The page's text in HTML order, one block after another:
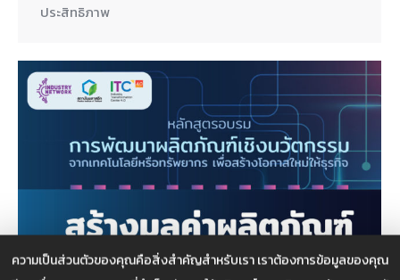
ความเป็นส่วนตัวของคุณคือสิ่งสำคัญสำหรับเรา เราต้องการข้อมูลของคุณ
ประสิทธิภาพ